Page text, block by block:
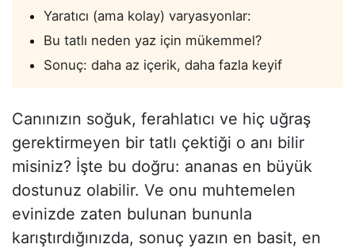
Yaratıcı (ama kolay) varyasyonlar:
Bu tatlı neden yaz için mükemmel?
Sonuç: daha az içerik, daha fazla keyif
Canınızın soğuk, ferahlatıcı ve hiç uğraş
gerektirmeyen bir tatlı çektiği o anı bilir
misiniz? İşte bu doğru: ananas en büyük
dostunuz olabilir. Ve onu muhtemelen
evinizde zaten bulunan bununla
karıştırdığınızda, sonuç yazın en basit, en